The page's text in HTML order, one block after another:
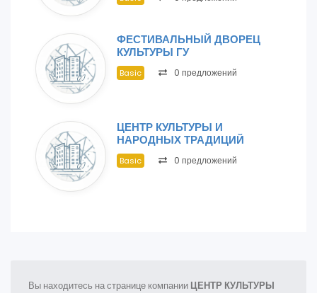
ФЕСТИВАЛЬНЫЙ ДВОРЕЦ
КУЛЬТУРЫ ГУ
Basic 0 предложений
ЦЕНТР КУЛЬТУРЫ И
НАРОДНЫХ ТРАДИЦИЙ
Basic 0 предложений
Вы находитесь на странице компании ЦЕНТР КУЛЬТУРЫ